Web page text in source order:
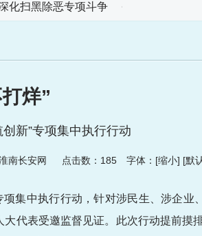
扫黑除恶专项斗争 省委常委会会议
烊”
新”专项集中执行行动
南长安网 点击数： 185 字体：[缩小] [默
集中执行行动，针对涉民生、涉企业
代表受邀监督见证。此次行动提前摸